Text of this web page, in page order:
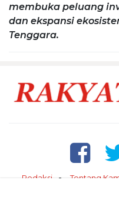
membuka peluang
dan ekspansi
Tenggara.
Redaksi Tentang